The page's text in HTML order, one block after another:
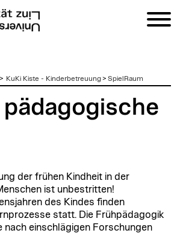
> KuKi Kiste - Kinderbetreuung> SpielRaum
der frühen Kindheit in der
ist unbestritten!
des Kindes finden
statt. Die Frühpädagogik
nach einschlägigen Forschungen